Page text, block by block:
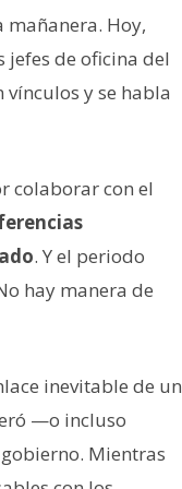
Hoy,
jefes de oficina del
vínculos y se habla
colaborar con el
. Y el periodo
hay manera de
inevitable de un
—o incluso
Mientras